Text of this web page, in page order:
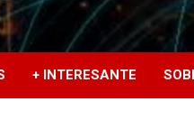
+ INTERESANTE